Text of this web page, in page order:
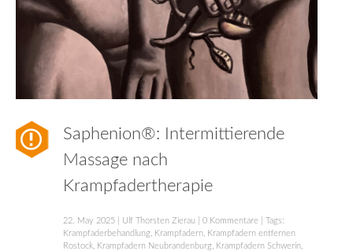
Saphenion®: Intermittierende
Massage nach
Krampfadertherapie
22. May 2025 Ulf Thorsten Zierau 0 Kommentare | Tags:
Krampfaderbehandlung
Krampfadern
Krampfadern entfernen
Rostock
Krampfadern Neubrandenburg Krampfadern Schwerin